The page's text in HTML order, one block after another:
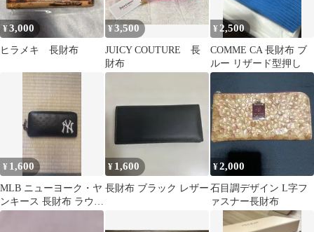
¥3,000
ヒラメキ 長財布
¥3,500
JUICY COUTURE 長
財布
¥ 2,500
COMME CA 長財布 ブ
ルー リザード型押し
¥ 1,600
MLB ニューヨーク・ヤ
ンキース 長財布 ラウン
ドファスナー
¥ 1,600
長財布 ブラック レザー
¥2,000
石目調デザイン L字フ
ァスナー長財布